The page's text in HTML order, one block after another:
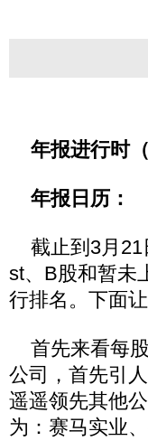
年报进行时
年报日历：
截止到3月21
st、B股和暂未
行排名。下面
首先来看每
公司，首先引
遥遥领先其他
为：赛马实业